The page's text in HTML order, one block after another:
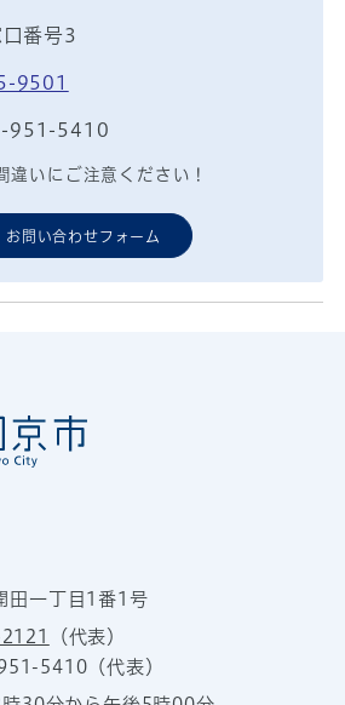
番号3
9501
951-5410
違いにご注意ください！
お問い合わせフォーム
田一丁目1番1号
（代表）
5410（代表）